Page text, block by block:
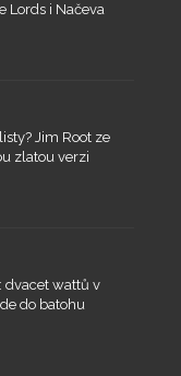
Lords i Načeva
Jim Root ze
zlatou verzi
dvacet wattů v
do batohu